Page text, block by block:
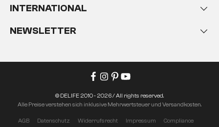
INTERNATIONAL
NEWSLETTER
AGB Datenschutz Widerrufsrecht Impressum
Compliance
© DELIFE 2010 - 2026 / All rights reserved.
Alle Preise verstehen sich inklusive Mehrwertsteuer und Versandkosten.